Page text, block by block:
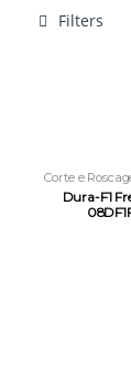
Filters
Corte e
Dura-F1